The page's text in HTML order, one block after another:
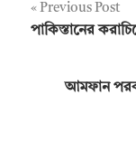
Post
Previous Post
পাকিস্তানের
আমফান